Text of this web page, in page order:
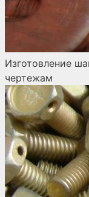
Изготовление
чертежам